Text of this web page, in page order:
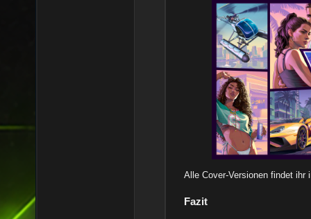
Alle Cover-Versionen findet ihr
Fazit